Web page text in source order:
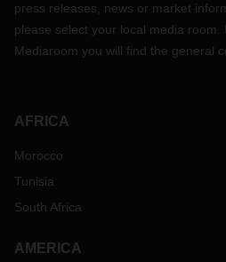
press releases, news or market
please select your local media room.
Mediaroom you will find the general
AFRICA
Morocco
Tunisia
South Africa
AMERICA